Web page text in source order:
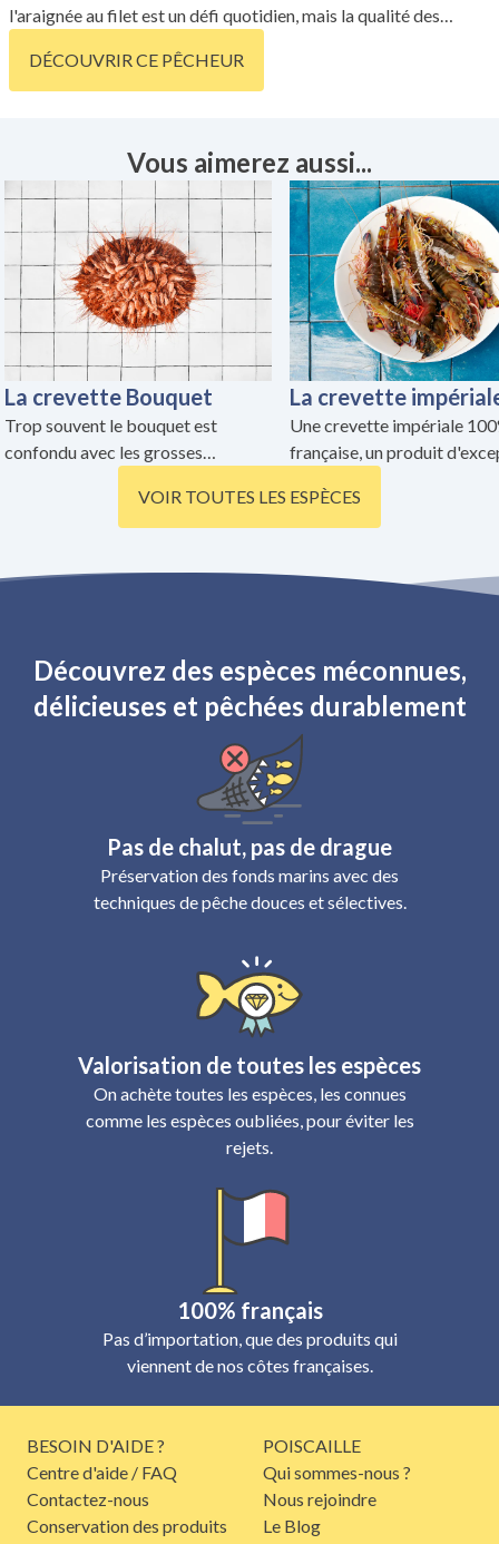
l'araignée au filet est un défi quotidien, mais la qualité des
dans un camion vivier.
DÉCOUVRIR CE PÊCHEUR
Vous aimerez aussi...
La crevette Bouquet
Trop souvent le bouquet est
confondu avec les grosses
crevettes grises. On parle ici de la
véritable crevette rose, celle qu'on
déguste encore fumante au retour
La crevette
Une crevette impériale
française, un produit
🦐
VOIR TOUTES LES ESPÈCES
Découvrez des espèces méconnues,
délicieuses et pêchées durablement
Pas de chalut, pas de drague
Préservation des fonds marins avec des
techniques de pêche douces et sélectives.
Valorisation de toutes les espèces
On achète toutes les espèces, les connues
comme les espèces oubliées, pour éviter les
rejets.
100% français
Pas d’importation, que des produits qui
viennent de nos côtes françaises.
BESOIN D'AIDE ?
Centre d'aide / FAQ
Contactez-nous
Conservation des produits
POISCAILLE
Qui sommes-nous ?
Nous rejoindre
Le Blog